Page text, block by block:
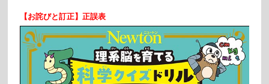
【お詫びと訂正】正誤表